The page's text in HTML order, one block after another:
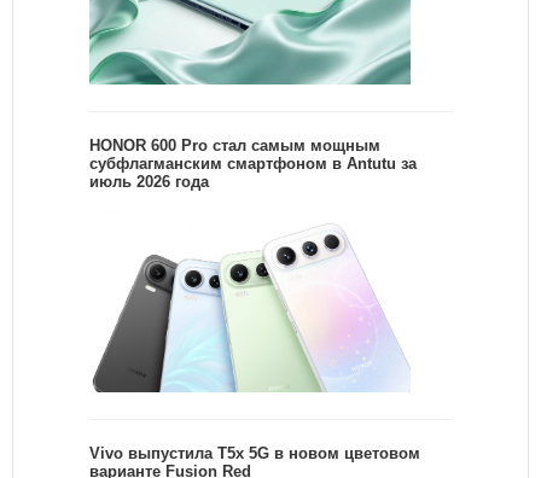
HONOR 600 Pro стал самым мощным
субфлагманским смартфоном в Antutu за
июль 2026 года
Vivo выпустила T5x 5G в новом цветовом
варианте Fusion Red